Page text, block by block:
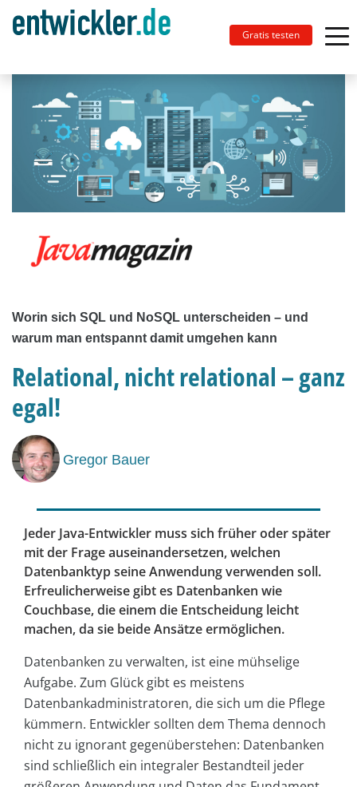
Gratis testen
Worin sich SQL und NoSQL unterscheiden – und
warum man entspannt damit umgehen kann
Relational, nicht relational – ganz
egal!
Gregor Bauer
Jeder Java-Entwickler muss sich früher oder später
mit der Frage auseinandersetzen, welchen
Datenbanktyp seine Anwendung verwenden soll.
Erfreulicherweise gibt es Datenbanken wie
Couchbase, die einem die Entscheidung leicht
machen, da sie beide Ansätze ermöglichen.
Datenbanken zu verwalten, ist eine mühselige
Aufgabe. Zum Glück gibt es meistens
Datenbankadministratoren, die sich um die Pflege
kümmern. Entwickler sollten dem Thema dennoch
nicht zu ignorant gegenüberstehen: Datenbanken
sind schließlich ein integraler Bestandteil jeder